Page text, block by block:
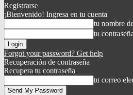
Registrarse
¡Bienvenido! Ingresa en tu cuenta
tu nombre
tu contraseña
Forgot your password? Get help
Recuperación de contraseña
Recupera tu contraseña
tu correo